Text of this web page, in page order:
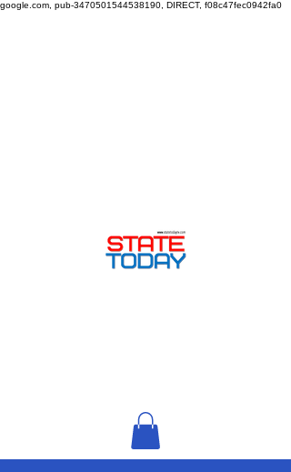
google.com, pub-3470501544538190, DIRECT, f08c47fec0942fa0